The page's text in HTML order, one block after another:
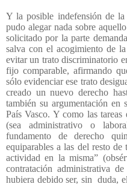
Y la posible indefensión de
pudo alegar nada sobre
solicitado por la parte
salva con el acogimiento de
evitar un trato discriminatorio
fijo comparable, afirmando
sólo evidenciar ese trato
creado un nuevo derecho
también su argumentación
País Vasco. Y como las tareas
(sea administrativo o
fundamento de derecho
equiparables a las del resto de
actividad en la misma”
contratación administrativa
hubiera debido ser, sin
duda,